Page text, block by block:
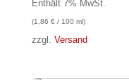
Enthält 7% MwSt.
(1,86 €/ 100 ml)
zzgl. Versand